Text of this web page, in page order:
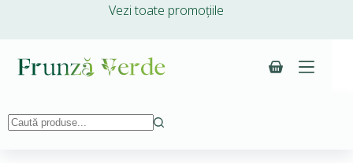
Vezi toate promoțiile